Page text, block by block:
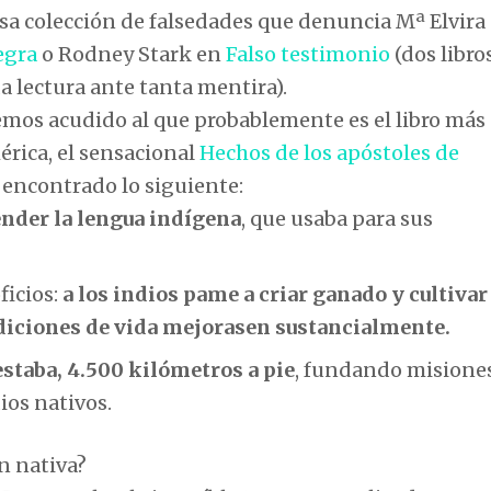
colección de falsedades que denuncia Mª Elvira
o Rodney Stark en Falso testimonio (dos
lectura ante tanta mentira).
acudido al que probablemente es el libro más
el sensacional Hechos de los apóstoles de
encontrado lo siguiente:
la lengua indígena, que usaba para sus
a los indios pame a criar ganado y cultivar
de vida mejorasen sustancialmente.
4.500 kilómetros a pie, fundando
nativos.
nativa?